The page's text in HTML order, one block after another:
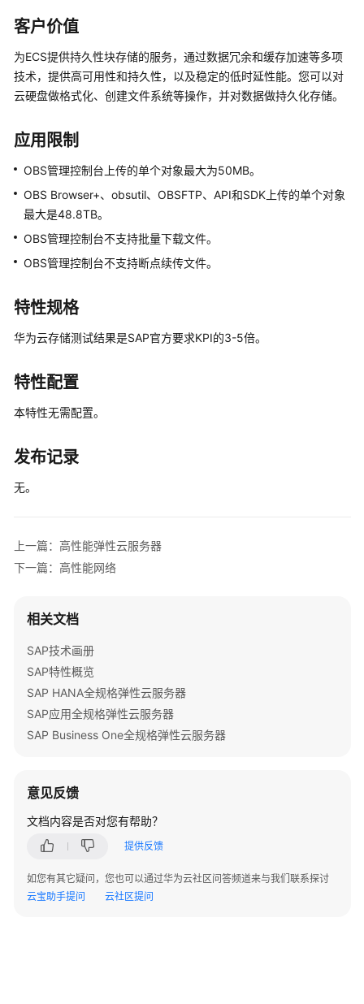
性
览
全
格
高
性
能
高
性
弹
性
云
务
器
性
能
性
能
高
安
全
高
可
灾
备
与
恢
客户价值
为ECS提供持久性块存储的服务，通过数据冗余和缓存加速等多项
技术，提供高可用性和持久性，以及稳定的低时延性能。您可以对
云硬盘做格式化、创建文件系统等操作，并对数据做持久化存储。
应用限制
OBS管理控制台上传的单个对象最大为50MB。
OBS Browser+、obsutil、OBSFTP、API和SDK上传的单个对象
最大是48.8TB。
OBS管理控制台不支持批量下载文件。
OBS管理控制台不支持断点续传文件。
特性规格
华为云存储测试结果是SAP官方要求KPI的3-5倍。
特性配置
本特性无需配置。
发布记录
无。
上一篇：高性能弹性云服务器
下一篇：高性能网络
相关文档
SAP技术画册
SAP特性概览
SAP HANA全规格弹性云服务器
SAP应用全规格弹性云服务器
SAP Business One全规格弹性云服务器
意见反馈
文档内容是否对您有帮助？
提供反馈
如您有其它疑问，您也可以通过华为云社区问答频道来与我们联系探讨
云宝助手提问
云社区提问